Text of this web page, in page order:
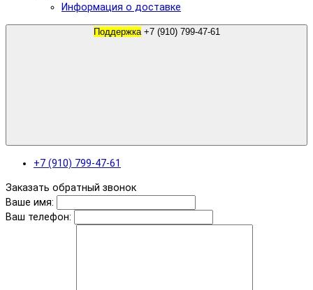
Информация о доставке
Поддержка +7 (910) 799-47-61
+7 (910) 799-47-61
Заказать обратный звонок
Ваше имя:
Ваш телефон: